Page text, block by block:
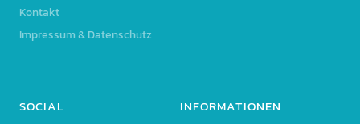
Kontakt
Impressum & Datenschutz
SOCIAL INFORMATIONEN